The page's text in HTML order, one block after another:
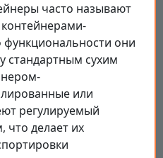
часто называют
они
стандартным сухим
или
регулируемый
делает их